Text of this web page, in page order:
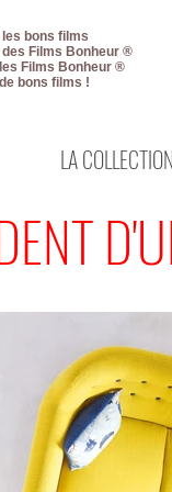
les bons films
Films Bonheur ®
Films Bonheur ®
bons films !
LA